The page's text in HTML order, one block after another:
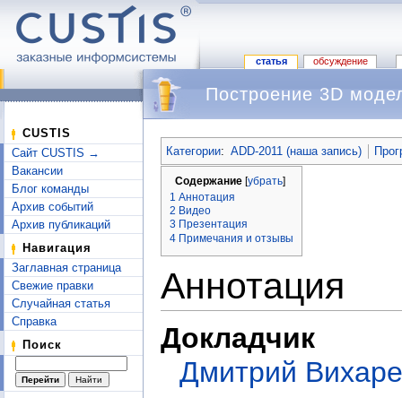
статья обсуждение
CUSTIS
Сайт CUSTIS →
Вакансии
Блог команды
Архив событий
Архив публикаций
Навигация
Заглавная страница
Свежие правки
Случайная статья
Справка
Поиск
Построение 3D
Категории: ADD-2011 (наша запись)
Содержание [убрать]
1 Аннотация
2 Видео
3 Презентация
4 Примечания и отзывы
Аннотация
Докладчик
Дмитрий